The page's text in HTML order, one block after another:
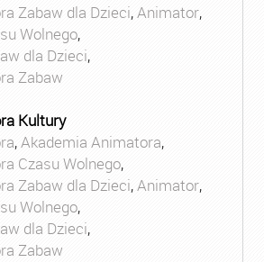
Zabaw dla Dzieci,Animator,
Wolnego,
dla Dzieci,
Zabaw
Kultury
,Akademia Animatora,
Czasu Wolnego,
Zabaw dla Dzieci,Animator,
Wolnego,
dla Dzieci,
Zabaw